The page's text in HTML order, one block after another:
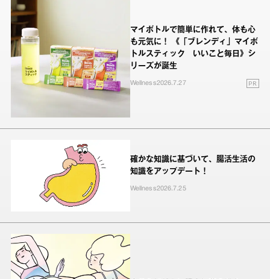
マイボトルで簡単に作れて、体も心
も元気に！ 《「ブレンディ」マイボ
トルスティック いいこと毎日》シ
リーズが誕生
Wellness2026.7.27 PR
確かな知識に基づいて、腸活生活の
知識をアップデート！
Wellness2026.7.25